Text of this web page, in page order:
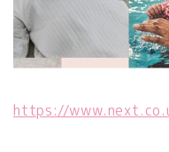
https://